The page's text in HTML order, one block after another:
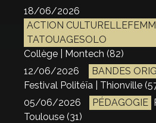
18/06/2026
ACTION
TATOUAGESOLO
Collège | Montech (82)
12/06/2026
BANDES
Festival Politéïa | Thionville
05/06/2026
PÉDAGOGIE
Toulouse (31)